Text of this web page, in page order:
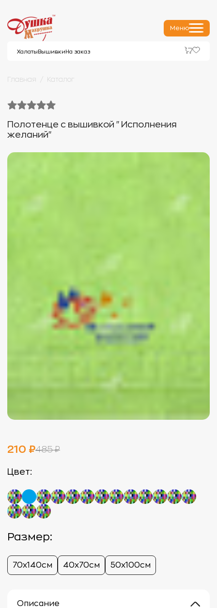
Меню
Халаты Вышивки На заказ
Главная Каталог
Полотенце с вышивкой "Исполнения
желаний"
210 ₽485 ₽
Цвет:
Размер:
70х140см 40х70см 50х100см
Описание